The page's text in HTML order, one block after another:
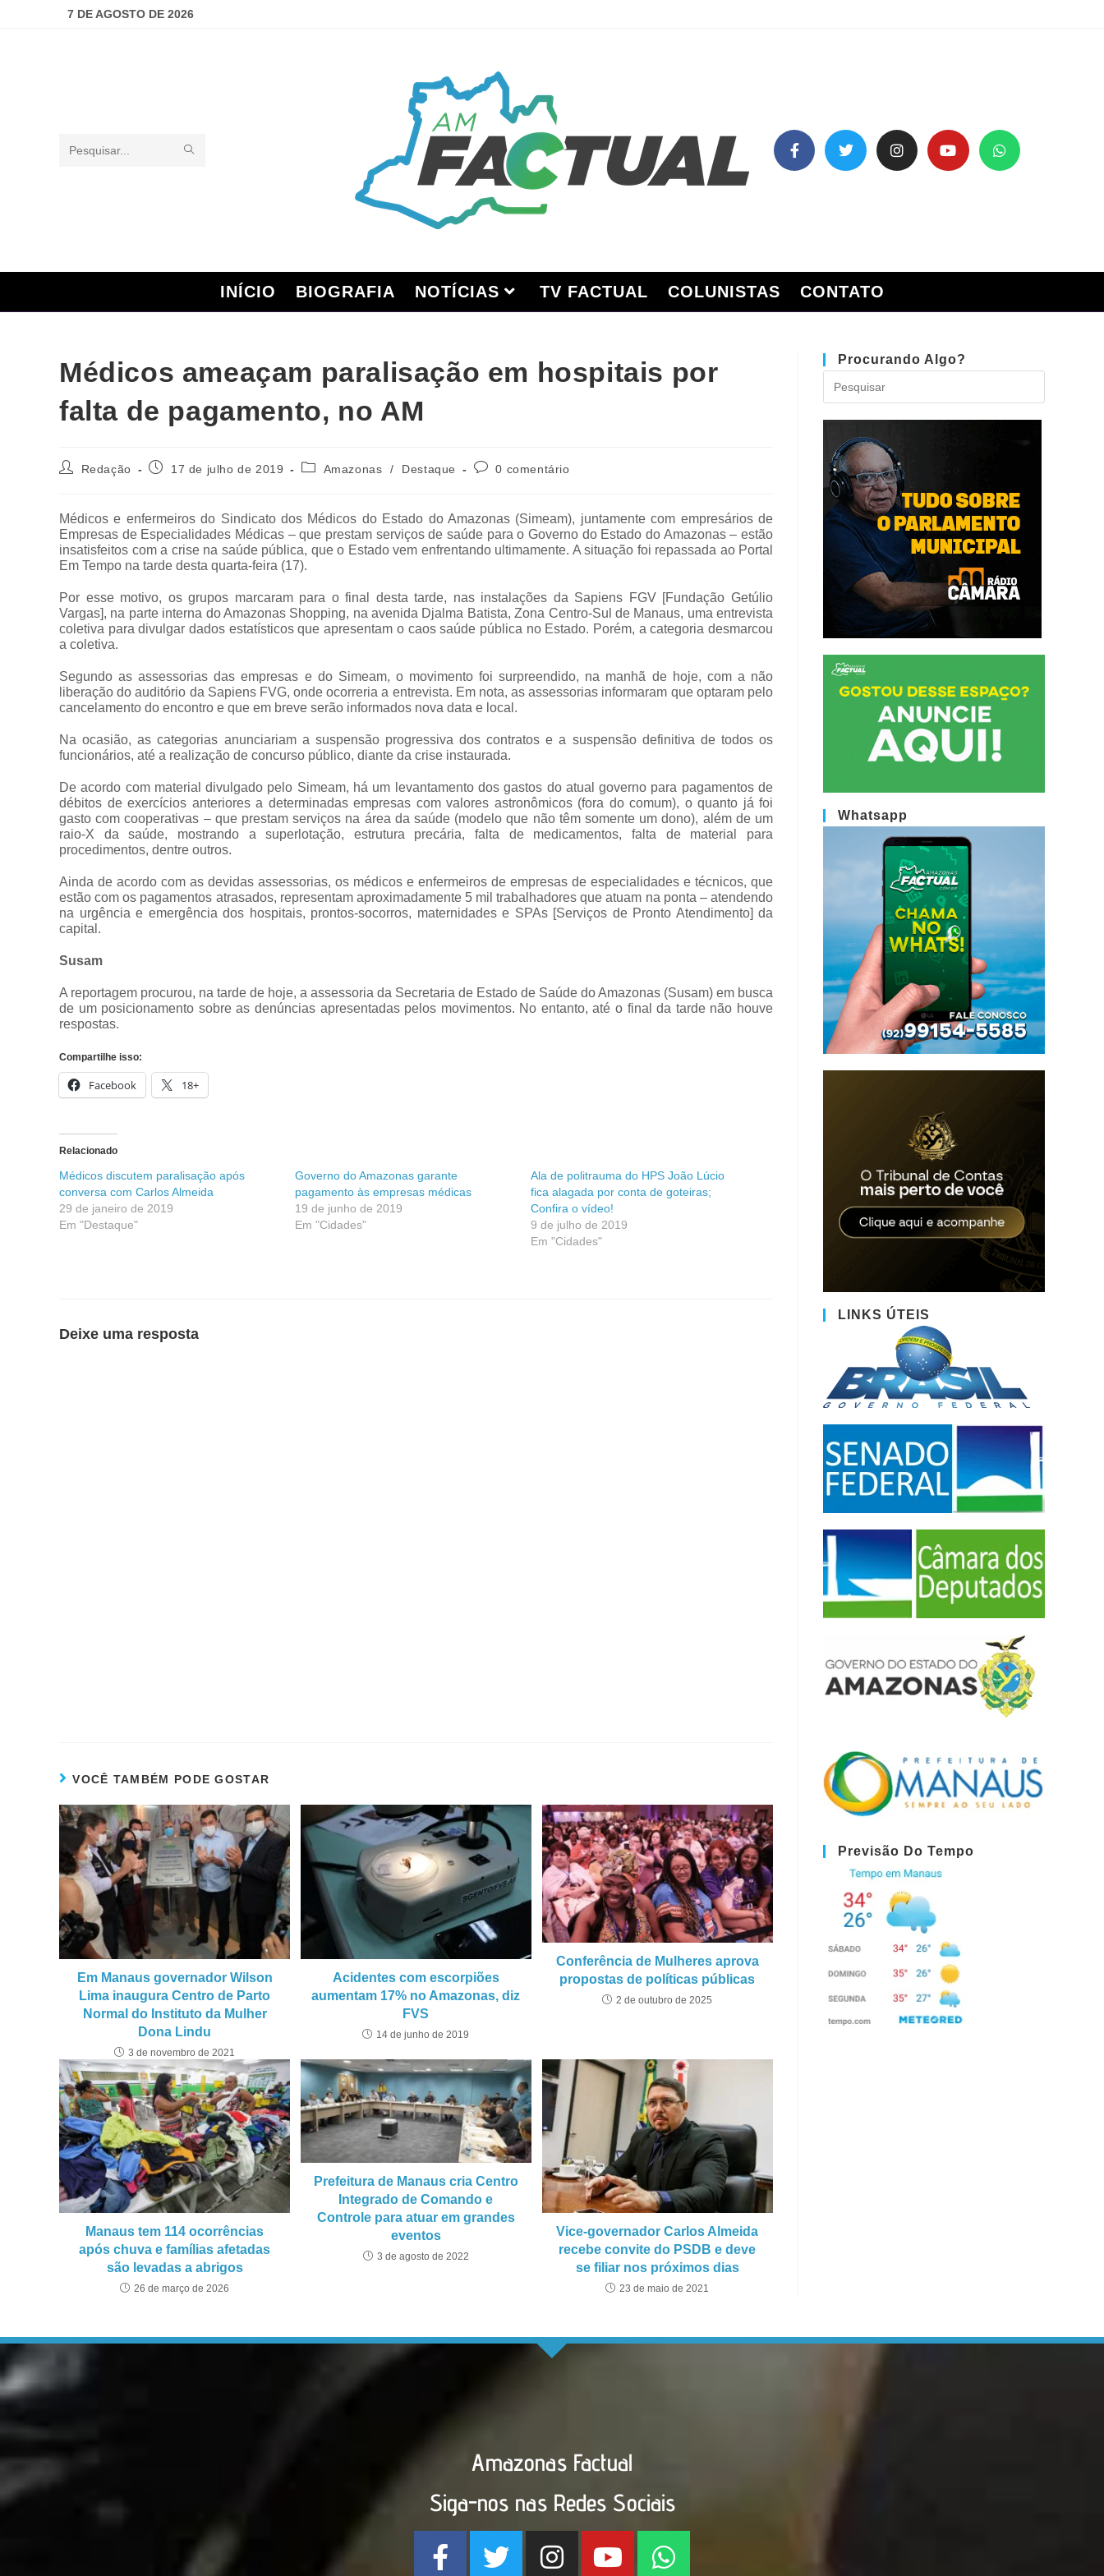
7 DE AGOSTO DE 2026
Pesquisar
INÍCIO BIOGRAFIA NOTÍCIAS TV FACTUAL COLUNISTAS CONTATO
Médicos ameaçam paralisação em hospitais por
falta de pagamento, no AM
Redação 17 de julho de 2019 Amazonas / Destaque 0 comentário
Médicos e enfermeiros do Sindicato dos Médicos do Estado do Amazonas (Simeam), juntamente com empresários de
Empresas de Especialidades Médicas – que prestam serviços de saúde para o Governo do Estado do Amazonas – estão
insatisfeitos com a crise na saúde pública, que o Estado vem enfrentando ultimamente. A situação foi repassada ao Portal
Em Tempo na tarde desta quarta-feira (17).
Por esse motivo, os grupos marcaram para o final desta tarde, nas instalações da Sapiens FGV [Fundação Getúlio
Vargas], na parte interna do Amazonas Shopping, na avenida Djalma Batista, Zona Centro-Sul de Manaus, uma entrevista
coletiva para divulgar dados estatísticos que apresentam o caos saúde pública no Estado. Porém, a categoria desmarcou
a coletiva.
Segundo as assessorias das empresas e do Simeam, o movimento foi surpreendido, na manhã de hoje, com a não
liberação do auditório da Sapiens FVG, onde ocorreria a entrevista. Em nota, as assessorias informaram que optaram pelo
cancelamento do encontro e que em breve serão informados nova data e local.
Na ocasião, as categorias anunciariam a suspensão progressiva dos contratos e a suspensão definitiva de todos os
funcionários, até a realização de concurso público, diante da crise instaurada.
De acordo com material divulgado pelo Simeam, há um levantamento dos gastos do atual governo para pagamentos de
débitos de exercícios anteriores a determinadas empresas com valores astronômicos (fora do comum), o quanto já foi
gasto com cooperativas – que prestam serviços na área da saúde (modelo que não têm somente um dono), além de um
raio-X da saúde, mostrando a superlotação, estrutura precária, falta de medicamentos, falta de material para
procedimentos, dentre outros.
Ainda de acordo com as devidas assessorias, os médicos e enfermeiros de empresas de especialidades e técnicos, que
estão com os pagamentos atrasados, representam aproximadamente 5 mil trabalhadores que atuam na ponta – atendendo
na urgência e emergência dos hospitais, prontos-socorros, maternidades e SPAs [Serviços de Pronto Atendimento] da
capital.
Susam
A reportagem procurou, na tarde de hoje, a assessoria da Secretaria de Estado de Saúde do Amazonas (Susam) em busca
de um posicionamento sobre as denúncias apresentadas pelos movimentos. No entanto, até o final da tarde não houve
respostas.
Compartilhe isso:
Facebook 18+
Relacionado
Médicos discutem paralisação após
conversa com Carlos Almeida
29 de janeiro de 2019
Em "Destaque"
Governo do Amazonas garante
pagamento às empresas médicas
19 de junho de 2019
Em "Cidades"
Ala de politrauma do HPS João Lúcio
fica alagada por conta de goteiras;
Confira o vídeo!
9 de julho de 2019
Em "Cidades"
Deixe uma resposta
VOCÊ TAMBÉM PODE GOSTAR
Em Manaus governador Wilson
Lima inaugura Centro de Parto
Normal do Instituto da Mulher
Dona Lindu
3 de novembro de 2021
Acidentes com escorpiões
aumentam 17% no Amazonas, diz
FVS
14 de junho de 2019
Conferência de Mulheres aprova
propostas de políticas públicas
2 de outubro de 2025
Manaus tem 114 ocorrências
após chuva e famílias afetadas
são levadas a abrigos
26 de março de 2026
Prefeitura de Manaus cria Centro
Integrado de Comando e
Controle para atuar em grandes
eventos
3 de agosto de 2022
Vice-governador Carlos Almeida
recebe convite do PSDB e deve
se filiar nos próximos dias
23 de maio de 2021
Procurando Algo?
Whatsapp
LINKS ÚTEIS
Previsão Do Tempo
Amazonas Factual
Siga-nos nas Redes Sociais